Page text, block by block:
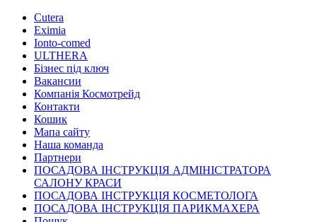
Cutera
Eximia
Ionto-comed
ULTHERA
Бізнес під ключ
Вакансии
Компанія Космотрейд
Контакти
Кошик
Мапа сайту
Наша команда
Партнери
ПОСАДОВА ІНСТРУКЦІЯ АДМІНІСТРАТОРА
САЛОНУ КРАСИ
ПОСАДОВА ІНСТРУКЦІЯ КОСМЕТОЛОГА
ПОСАДОВА ІНСТРУКЦІЯ ПАРИКМАХЕРА